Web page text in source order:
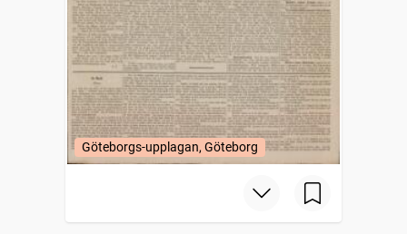
Göteborgs-upplagan, Göteborg